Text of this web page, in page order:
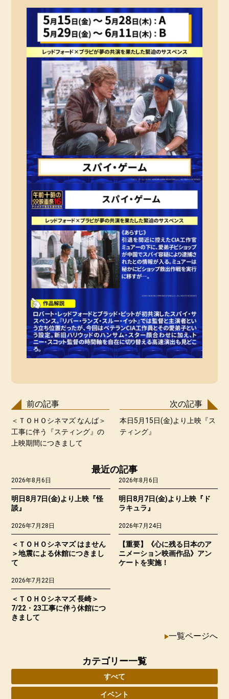
前の記事
＜ＴＯＨＯシネマズ なんば＞
工事に伴う『スティング』の
上映期間につきまして
次の記事
本日5月15日(金)より上映『ス
ティング』
最近の記事
2026年8月6日
明日8月7日(金)より上映『怪
談』
2026年8月6日
明日8月7日(金)より上映『ド
ラキュラ』
2026年7月28日
＜ＴＯＨＯシネマズ はません
＞地震による休館につきまし
て
2026年7月24日
【重要】《心に残る日本のア
ニメーション映画作品》アン
ケートを実施！
2026年7月22日
＜ＴＯＨＯシネマズ 長崎＞
7/22・23工事に伴う休館につ
きまして
一覧ページへ
カテゴリー一覧
すべて
イベント